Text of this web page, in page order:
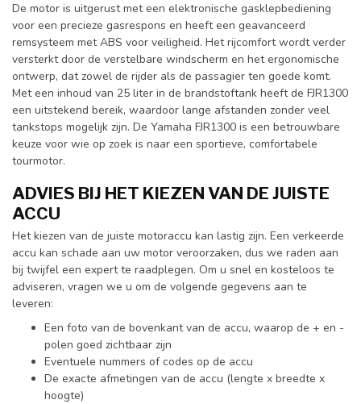
De motor is uitgerust met een elektronische gasklepbediening
voor een precieze gasrespons en heeft een geavanceerd
remsysteem met ABS voor veiligheid. Het rijcomfort wordt verder
versterkt door de verstelbare windscherm en het ergonomische
ontwerp, dat zowel de rijder als de passagier ten goede komt.
Met een inhoud van 25 liter in de brandstoftank heeft de FJR1300
een uitstekend bereik, waardoor lange afstanden zonder veel
tankstops mogelijk zijn. De Yamaha FJR1300 is een betrouwbare
keuze voor wie op zoek is naar een sportieve, comfortabele
tourmotor.
ADVIES BIJ HET KIEZEN VAN DE JUISTE
ACCU
Het kiezen van de juiste motoraccu kan lastig zijn. Een verkeerde
accu kan schade aan uw motor veroorzaken, dus we raden aan
bij twijfel een expert te raadplegen. Om u snel en kosteloos te
adviseren, vragen we u om de volgende gegevens aan te
leveren:
Een foto van de bovenkant van de accu, waarop de + en -
polen goed zichtbaar zijn
Eventuele nummers of codes op de accu
De exacte afmetingen van de accu (lengte x breedte x
hoogte)